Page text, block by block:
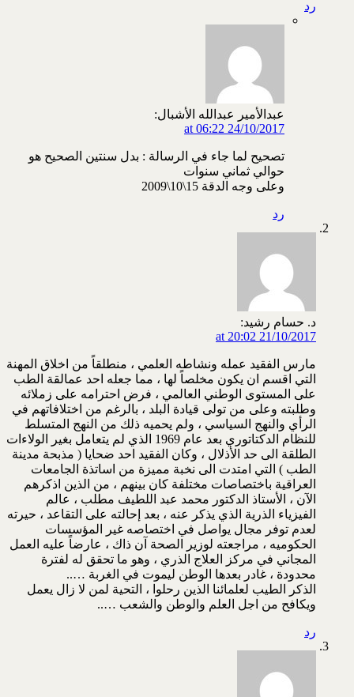
رد
عبدالأمير عبدالله الأشبال:
24/10/2017 at 06:22
تصحيح لما جاء في الرسالة : بدل سنتين الصحيح هو
حوالي ثماني سنوات
وعلى وجه الدقة 15\10\2009
رد
د. حسام رشيد:
21/10/2017 at 20:02
مارس الفقيد عمله ونشاطه العلمي ، منطلقاً من اخلاق المهنة
التي اقسم ان يكون مخلصاً لها ، مما جعله احد عمالقة الطب
على المستوى الوطني العالمي ، فرض احترامه على زملائه
وطلبته وعلى من تولى قيادة البلد ، بالرغم من اختلافاتهم في
الرأي والنهج السياسي ، ولم يحميه ذلك من النهج المتسلط
للنظام الدكتاتوري بعد عام 1969 الذي لم يتعامل بغير الولاءات
الطلقة الى حد الأذلال ، وكان الفقيد احد ضحايا ( مذبحة مدينة
الطب ) التي امتدت الى نخبة مميزة من اساتذة الجامعات
العراقية باختصاصات مختلفة كان بينهم ، من الذين اذكرهم
الآن ، الأستاذ الدكتور محمد عبد اللطيف مطلب ، عالم
الفيزياء الذرية الذي يذكر عنه ، بعد إحالته على التقاعد ، حيرته
لعدم توفر مجال يواصل في اختصاصه غير المؤسسات
الحكوميه ، مراجعته لوزير الصحة آن ذاك ، عارضاً عليه العمل
المجاني في مركز العلاج الذري ، وهو ما تحقق له لفترة
محدودة ، غادر بعدها الوطن ليموت في الغربة …..
الذكر الطيب لعلمائنا الذين رحلوا ، التحية لمن لا زال يعمل
ويكافح من اجل العلم والوطن والشعب …..
رد